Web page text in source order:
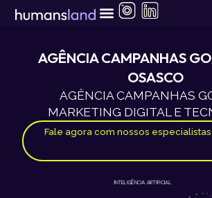
para
conteúdoAGÊNCIA CAMPANHAS
OSASCO
AGÊNCIA CAMPANHAS
MARKETING DIGITAL E
Fale agora com nossos especialistas
INTELIGÊNCIA ARTIFICIAL